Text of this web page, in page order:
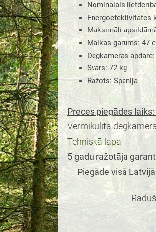
Nominālais
Energoefektivitātes
Maksimāli
Malkas garums:47
Degkameras apdare:
Svars:72 kg
Ražots: Spānija
Preces piegādes
Vermikulīta
Tehniskā lapa
5 gadu ražotāja
Piegāde visā